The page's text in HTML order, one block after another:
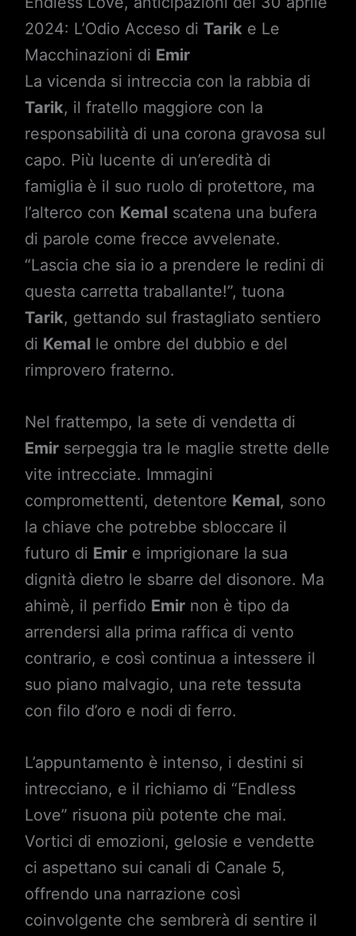
2024: L’Odio Acceso di Tarike Le
Macchinazioni di Emir
La vicenda si intreccia con la rabbia di
Tarik, il fratello maggiore con la
responsabilità di una corona gravosa sul
capo. Più lucente di un’eredità di
famiglia è il suo ruolo di protettore, ma
l’alterco con Kemalscatena una bufera
di parole come frecce avvelenate.
“Lascia che sia io a prendere le redini di
questa carretta traballante!”, tuona
Tarik, gettando sul frastagliato sentiero
di Kemalle ombre del dubbio e del
rimprovero fraterno.
Nel frattempo, la sete di vendetta di
Emirserpeggia tra le maglie strette delle
vite intrecciate. Immagini
compromettenti, detentore Kemal, sono
la chiave che potrebbe sbloccare il
futuro di Emire imprigionare la sua
dignità dietro le sbarre del disonore. Ma
ahimè, il perfido Emirnon è tipo da
arrendersi alla prima raffica di vento
contrario, e così continua a intessere il
suo piano malvagio, una rete tessuta
con filo d’oro e nodi di ferro.
L’appuntamento è intenso, i destini si
intrecciano, e il richiamo di “Endless
Love” risuona più potente che mai.
Vortici di emozioni, gelosie e vendette
ci aspettano sui canali di Canale 5,
offrendo una narrazione così
coinvolgente che sembrerà di sentire il